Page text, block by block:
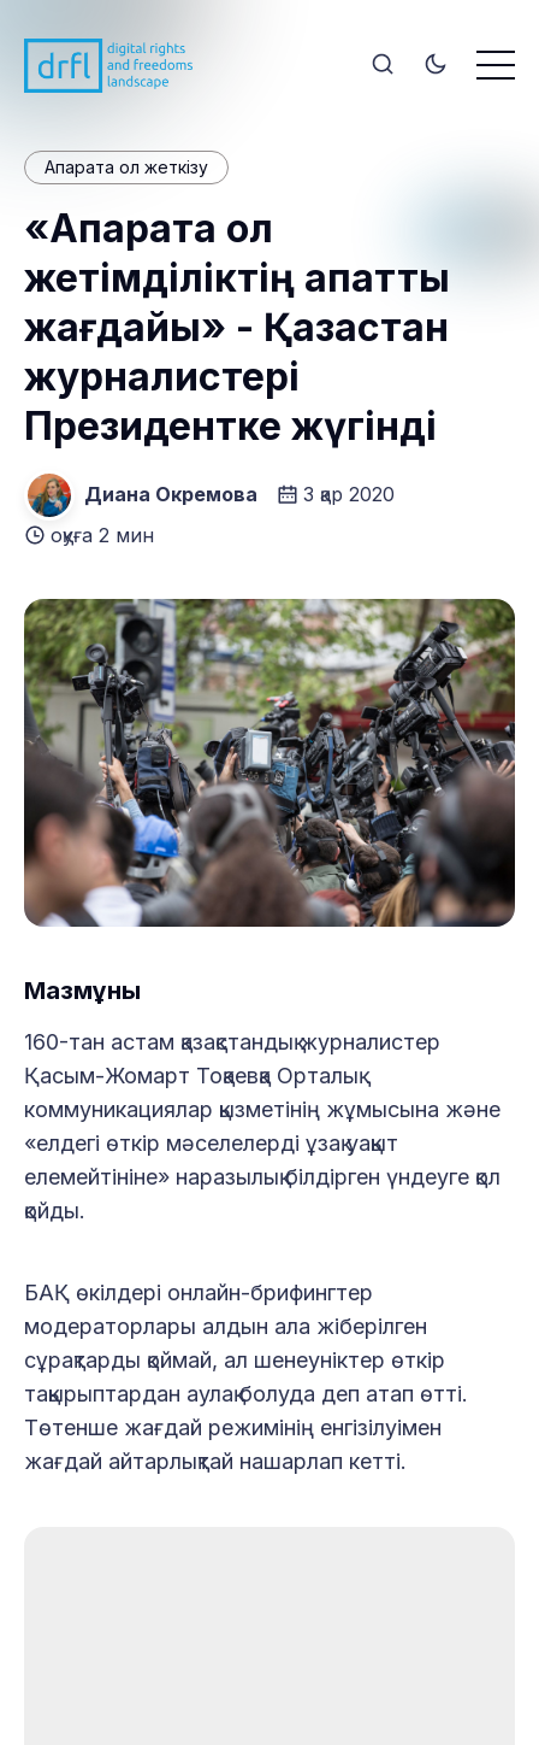
Ақпаратқа қол жеткізу
«Ақпаратқа қол
жетімділіктің апатты
жағдайы» - Қазақстан
журналистері
Президентке жүгінді
Диана Окремова
3 қар 2020
оқуға 2 мин
Мазмұны
160-тан астам қазақстандық журналистер
Қасым-Жомарт Тоқаевқа Орталық
коммуникациялар қызметінің жұмысына және
«елдегі өткір мәселелерді ұзақ уақыт
елемейтініне» наразылық білдірген үндеуге қол
қойды.
БАҚ өкілдері онлайн-брифингтер
модераторлары алдын ала жіберілген
сұрақтарды қоймай, ал шенеуніктер өткір
тақырыптардан аулақ болуда деп атап өтті.
Төтенше жағдай режимінің енгізілуімен
жағдай айтарлықтай нашарлап кетті.